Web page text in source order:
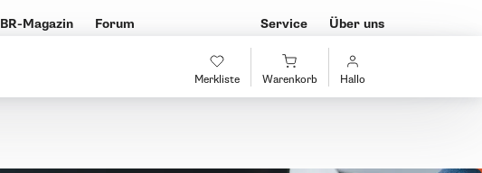
Merkliste Warenkorb Hallo
BR-Magazin Forum Service Über uns